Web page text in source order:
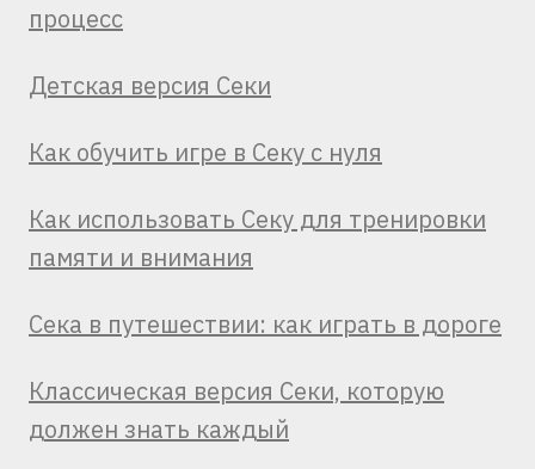
процесс
Детская версия Секи
Как обучить игре в Секу с нуля
Как использовать Секу для тренировки
памяти и внимания
Сека в путешествии: как играть в дороге
Классическая версия Секи, которую
должен знать каждый